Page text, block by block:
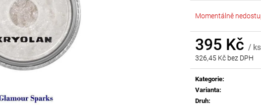
Momentálně
395 Kč / ks
326,45 Kč bez DPH
Měrná
cena:
Kategorie:
Varianta:
Druh:
AB
299 Kč
55 Kč